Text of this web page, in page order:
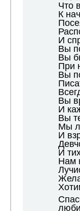
Что
К
И
Вы
Вы
При
Вы
Вы
И
Вы
Мы
И
И
Нам